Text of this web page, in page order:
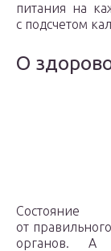
питания на
с подсчетом
О
Состояние
от
органов. А